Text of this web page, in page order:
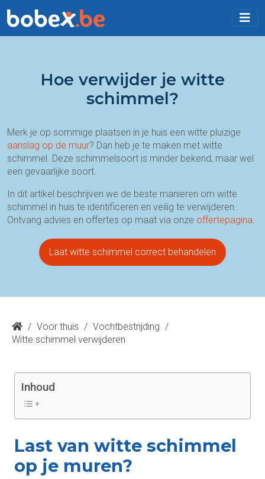
Hoe verwijder je witte
schimmel?
Merk je op sommige plaatsen in je huis een witte pluizige
aanslag op de muur? Dan heb je te maken met witte
schimmel. Deze schimmelsoort is minder bekend, maar wel
een gevaarlijke soort.
In dit artikel beschrijven we de beste manieren om witte
schimmel in huis te identificeren en veilig te verwijderen.
Ontvang advies en offertes op maat via onze offertepagina
Laat witte schimmel correct behandelen
/ Voor thuis / Vochtbestrijding /
Witte schimmel verwijderen
Inhoud
Last van witte schimmel
op je muren?